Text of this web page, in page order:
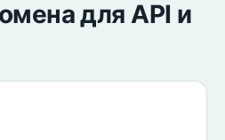
для API и